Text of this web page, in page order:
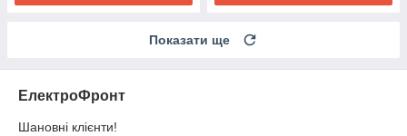
Показати ще
ЕлектроФронт
Шановні клієнти!